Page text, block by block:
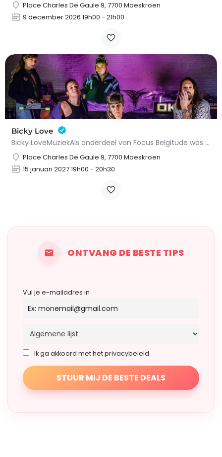
Place Charles De Gaule 9, 7700 Moeskroen
9 december 2026 19h00 - 21h00
Bicky Love
Bicky LoveMuziekAls onderdeel van Focus Belgitude was het onmogelijk om Bicky Love over het hoofd te zien,…
Place Charles De Gaule 9, 7700 Moeskroen
15 januari 2027 19h00 - 20h30
ONTVANG DE BESTE TIPS
Vul je e-mailadres in
Ik ga akkoord met het privacybeleid